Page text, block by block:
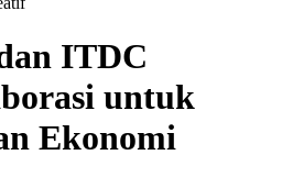
ITDC
untuk
Ekonomi